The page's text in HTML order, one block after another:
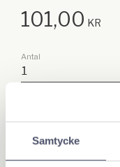
Samtycke
101,00 KR
Antal
Lagerstatus